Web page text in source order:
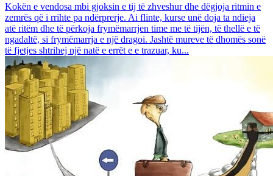
Kokën e vendosa mbi gjoksin e tij të zhveshur dhe dëgjoja ritmin e
zemrës që i rrihte pa ndërprerje. Ai flinte, kurse unë doja ta ndieja
atë ritëm dhe të përkoja frymëmarrjen time me të tijën, të thellë e të
ngadaltë, si frymëmarrja e një dragoi. Jashtë mureve të dhomës sonë
të fjetjes shtrihej një natë e errët e e trazuar, ku...